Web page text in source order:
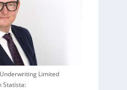
Limited
Statista: